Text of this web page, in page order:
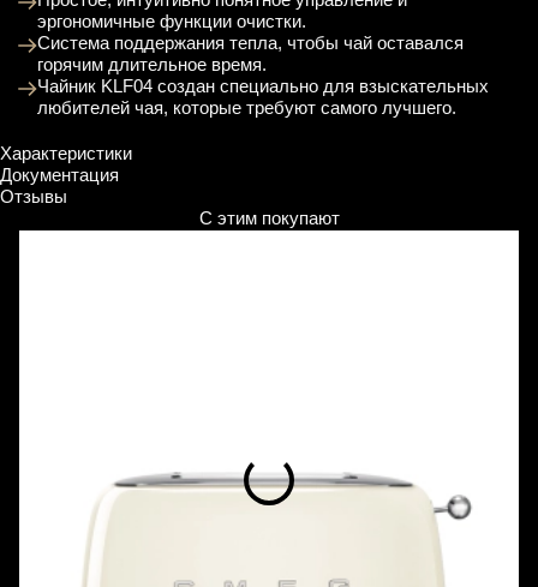
эргономичные функции очистки.
Система поддержания тепла, чтобы чай оставался
горячим длительное время.
Чайник KLF04 создан специально для взыскательных
любителей чая, которые требуют самого лучшего.
Характеристики
Документация
Отзывы
С этим покупают